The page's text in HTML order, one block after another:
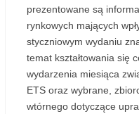
prezentowane są
rynkowych mających
styczniowym wydaniu
temat kształtowania się
wydarzenia miesiąca
ETS oraz wybrane,
wtórnego dotyczące